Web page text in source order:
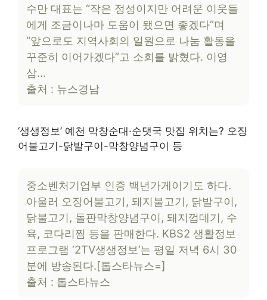
수만 대표는 “작은 정성이지만 어려운 이웃들
에게 조금이나마 도움이 됐으면 좋겠다”며
“앞으로도 지역사회의 일원으로 나눔 활동을
꾸준히 이어가겠다”고 소회를 밝혔다. 이영
삼…
출처 : 뉴스경남
‘생생정보’ 예천 막창순대·순댓국 맛집 위치는? 오징
어불고기-닭발구이-막창양념구이 등
중소벤처기업부 인증 백년가게이기도 하다.
아울러 오징어불고기, 돼지불고기, 닭발구이,
닭불고기, 돌판막창양념구이, 돼지껍데기, 수
육, 코다리찜 등을 판매한다. KBS2 생활정보
프로그램 ‘2TV생생정보’는 평일 저녁 6시 30
분에 방송된다.[톱스타뉴스=]
출처 : 톱스타뉴스